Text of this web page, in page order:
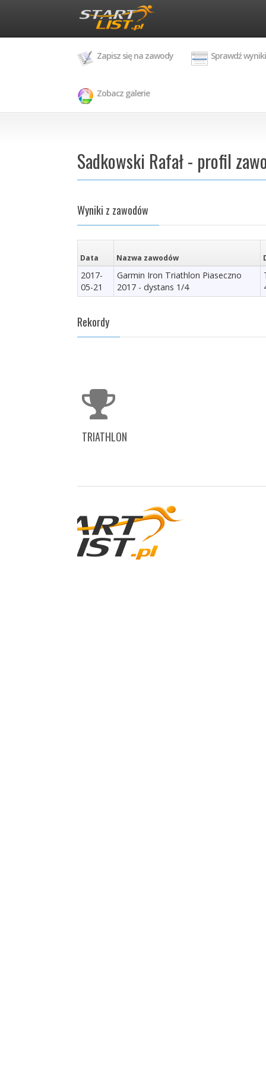
Zapisz się na zawody Sprawdź wyniki
Zobacz galerie
Sadkowski Rafał - profil
Wyniki z zawodów
Data Nazwa zawodów
2017-
05-21
Garmin Iron Triathlon Piaseczno
2017 - dystans 1/4
Rekordy
TRIATHLON